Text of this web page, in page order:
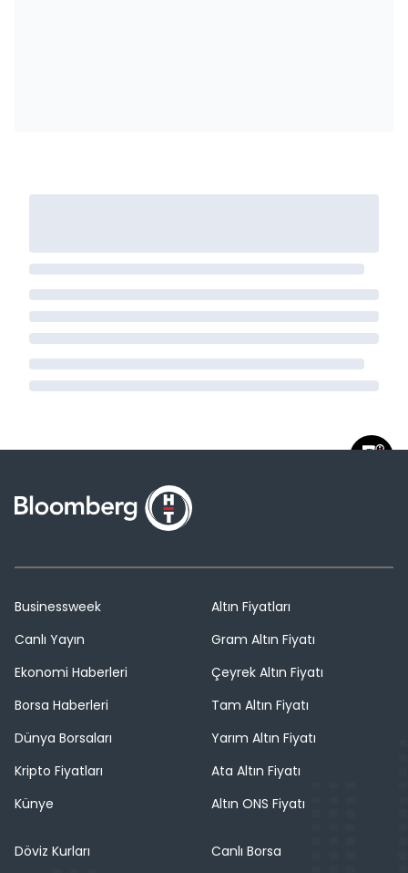
Businessweek
Canlı Yayın
Ekonomi Haberleri
Borsa Haberleri
Dünya Borsaları
Kripto Fiyatları
Künye
Altın Fiyatları
Gram Altın Fiyatı
Çeyrek Altın Fiyatı
Tam Altın Fiyatı
Yarım Altın Fiyatı
Ata Altın Fiyatı
Altın ONS Fiyatı
Döviz Kurları
Canlı Borsa